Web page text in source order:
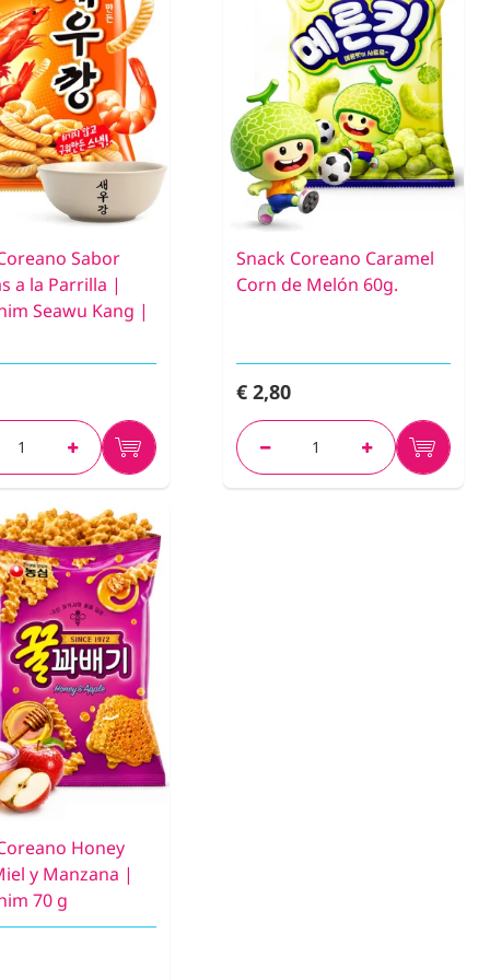
Sabor
a la Parrilla |
Seawu Kang |
Snack Coreano Caramel
Corn de Melón 60g.
€ 2,80
Honey
y Manzana |
70 g